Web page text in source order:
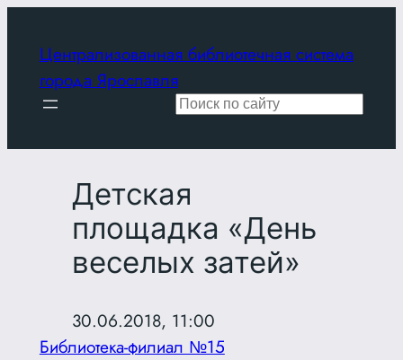
содержимому
Централизованная библиотечная система
города Ярославля
Поиск
Детская
площадка «День
веселых затей»
30.06.2018, 11:00
Библиотека-филиал №15